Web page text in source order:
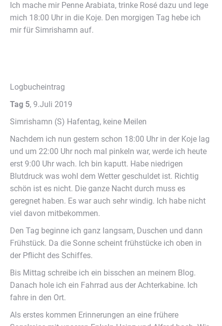
Ich mache mir Penne Arabiata, trinke Rosé dazu und lege
mich 18:00 Uhr in die Koje. Den morgigen Tag hebe ich
mir für Simrishamn auf.
Logbucheintrag
Tag 5, 9.Juli 2019
Simrishamn (S) Hafentag, keine Meilen
Nachdem ich nun gestern schon 18:00 Uhr in der Koje lag
und um 22:00 Uhr noch mal pinkeln war, werde ich heute
erst 9:00 Uhr wach. Ich bin kaputt. Habe niedrigen
Blutdruck was wohl dem Wetter geschuldet ist. Richtig
schön ist es nicht. Die ganze Nacht durch muss es
geregnet haben. Es war auch sehr windig. Ich habe nicht
viel davon mitbekommen.
Den Tag beginne ich ganz langsam, Duschen und dann
Frühstück. Da die Sonne scheint frühstücke ich oben in
der Pflicht des Schiffes.
Bis Mittag schreibe ich ein bisschen an meinem Blog.
Danach hole ich ein Fahrrad aus der Achterkabine. Ich
fahre in den Ort.
Als erstes kommen Erinnerungen an eine frühere